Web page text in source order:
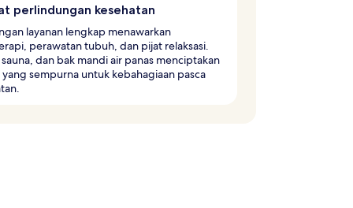
perlindungan kesehatan
layanan lengkap menawarkan
perawatan tubuh, dan pijat relaksasi.
sauna, dan bak mandi air panas menciptakan
sempurna untuk kebahagiaan pasca